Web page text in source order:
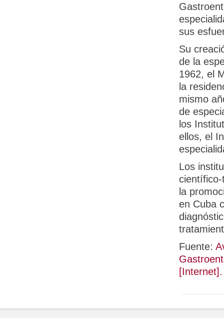
sus
Su
de la
1962, el
la
mismo
de
los
ellos, el
Los
la
en Cuba
Fuente: